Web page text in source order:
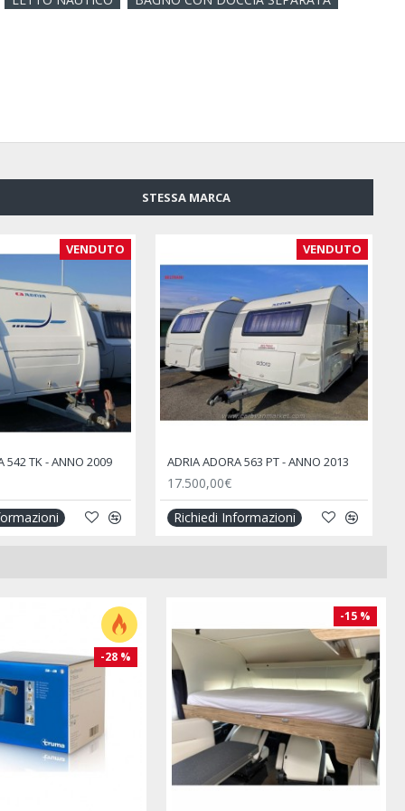
STESSA MARCA
VENDUTO
542 TK - ANNO 2009
VENDUTO
ADRIA ADORA 563 PT - ANNO 2013
17.500,00€
Richiedi Informazioni
-28 %
-15 %